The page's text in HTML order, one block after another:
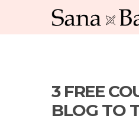
3 FREE
BLOG TO